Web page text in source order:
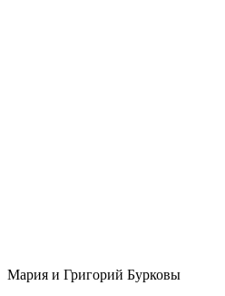
Мария и Григорий Бурковы